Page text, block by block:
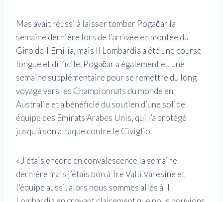
Mas avait réussi à laisser tomber Pogačar la
semaine dernière lors de l’arrivée en montée du
Giro dell’Emilia, mais Il Lombardia a été une course
longue et difficile. Pogačar a également eu une
semaine supplémentaire pour se remettre du long
voyage vers les Championnats du monde en
Australie et a bénéficié du soutien d’une solide
équipe des Emirats Arabes Unis, qui l’a protégé
jusqu’à son attaque contre le Civiglio.
« J’étais encore en convalescence la semaine
dernière mais j’étais bon à Tre Valli Varesine et
l’équipe aussi, alors nous sommes allés à Il